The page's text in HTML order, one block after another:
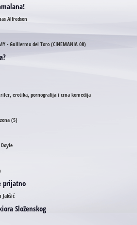
Alfredson
- Guillermo del Toro (CINEMANIA 08)
erotika, pornografija i crna komedija
(5)
prijatno
Jakšić
Složenskog